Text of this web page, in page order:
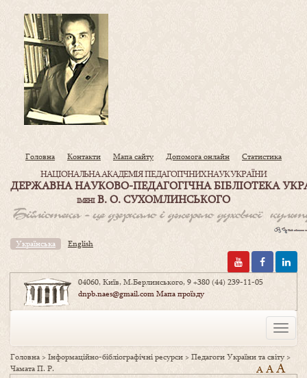
Головна Контакти Мапа сайту Допомога онлайн Статистика
НАЦІОНАЛЬНА АКАДЕМІЯ ПЕДАГОГІЧНИХ НАУК УКРАЇНИ
ДЕРЖАВНА НАУКОВО-ПЕДАГОГІЧНА БІБЛІОТЕКА
ІМЕНІВ. О. СУХОМЛИНСЬКОГО
Українська English
04060, Київ, М.Берлинського, 9+380 (44) 239-11-05
dnpb.naes@gmail.comМапа проїзду
Toggle
Головна >Інформаційно-бібліографічні ресурси >Педагоги України та світу>
Чамата П. Р.
A AA